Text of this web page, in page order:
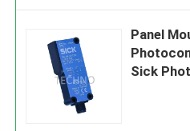
Panel
Sick